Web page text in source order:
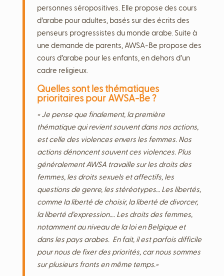
personnes séropositives. Elle propose des cours
d’arabe pour adultes, basés sur des écrits des
penseurs progressistes du monde arabe. Suite à
une demande de parents, AWSA-Be propose des
cours d’arabe pour les enfants, en dehors d’un
cadre religieux.
Quelles sont les thématiques
prioritaires pour AWSA-Be ?
« Je pense que finalement, la première
thématique qui revient souvent dans nos actions,
est celle des violences envers les femmes. Nos
actions dénoncent souvent ces violences. Plus
généralement AWSA travaille sur les droits des
femmes, les droits sexuels et affectifs, les
questions de genre, les stéréotypes… Les libertés,
comme la liberté de choisir, la liberté de divorcer,
la liberté d’expression…. Les droits des femmes,
notamment au niveau de la loi en Belgique et
dans les pays arabes. En fait, il est parfois difficile
pour nous de fixer des priorités, car nous sommes
sur plusieurs fronts en même temps.»